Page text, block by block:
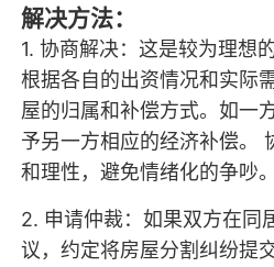
解决方法：
1. 协商解决：这是较为理想
根据各自的出资情况和实际
屋的归属和补偿方式。如一
予另一方相应的经济补偿。
和理性，避免情绪化的争吵。
2. 申请仲裁：如果双方在同
议，约定将房屋分割纠纷提